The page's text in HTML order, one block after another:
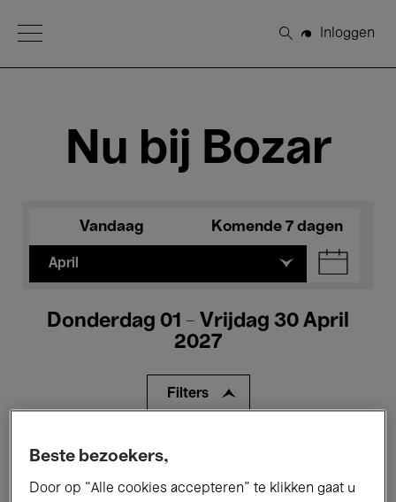
Open Menu
Zoeken
Inloggen
Nu bij Bozar
Vandaag Komende 7 dagen
April
Donderdag 01 - Vrijdag 30 April
2027
Filters
Alle evenementen
Tentoonstellingen Films
Beste bezoekers,
Door op “Alle cookies accepteren” te klikken gaat u